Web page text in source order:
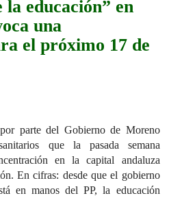
educación” en
una
el próximo 17 de
parte del Gobierno de Moreno
que la pasada semana
en la capital andaluza
En cifras: desde que el gobierno
en manos del PP, la educación